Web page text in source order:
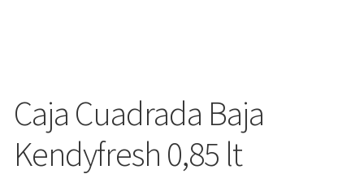
Caja Cuadrada Baja
Kendyfresh 0,85 lt